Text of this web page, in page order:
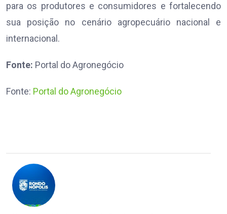
para os produtores e consumidores e fortalecendo
sua posição no cenário agropecuário nacional e
internacional.
Fonte: Portal do Agronegócio
Fonte: Portal do Agronegócio